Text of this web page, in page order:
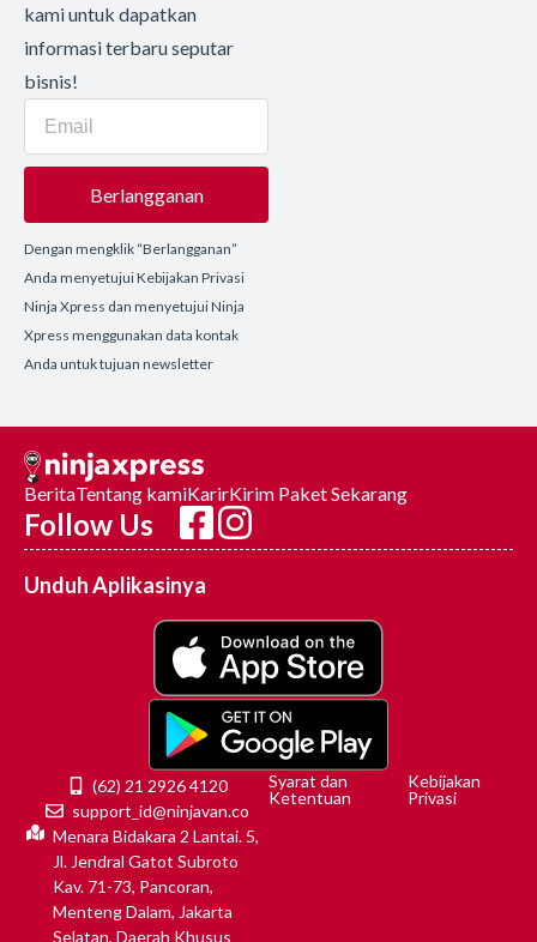
kami untuk dapatkan
informasi terbaru seputar
bisnis!
Berlangganan
Dengan mengklik “Berlangganan”
Anda menyetujui Kebijakan Privasi
Ninja Xpress dan menyetujui Ninja
Xpress menggunakan data kontak
Anda untuk tujuan newsletter
BeritaTentang kamiKarirKirim Paket Sekarang
Follow Us
Unduh Aplikasinya
(62) 21 2926 4120
support_id@ninjavan.co
Menara Bidakara 2 Lantai. 5,
Jl. Jendral Gatot Subroto
Kav. 71-73, Pancoran,
Menteng Dalam, Jakarta
Selatan, Daerah Khusus
Syarat dan
Ketentuan
Kebijakan
Privasi